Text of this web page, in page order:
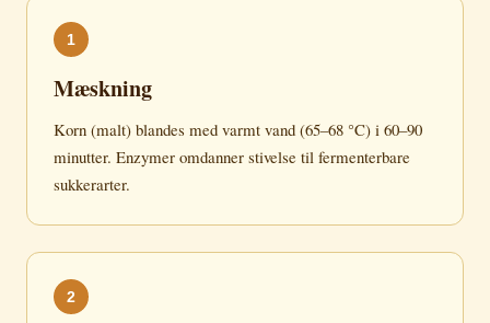
1
Mæskning
Korn (malt) blandes med varmt vand (65–68 °C) i 60–90
minutter. Enzymer omdanner stivelse til fermenterbare
sukkerarter.
2